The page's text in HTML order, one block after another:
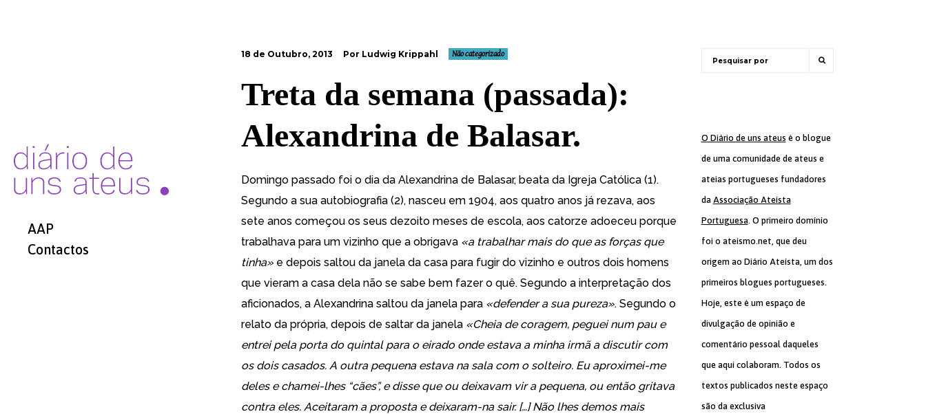
AAP
Contactos
18 de Outubro, 2013 Por Ludwig Krippahl Não categorizado
Treta da semana (passada):
Alexandrina de Balasar.
Domingo passado foi o dia da Alexandrina de Balasar, beata da Igreja Católica (1).
Segundo a sua autobiografia (2), nasceu em 1904, aos quatro anos já rezava, aos
sete anos começou os seus dezoito meses de escola, aos catorze adoeceu porque
trabalhava para um vizinho que a obrigava «a trabalhar mais do que as forças que
tinha» e depois saltou da janela da casa para fugir do vizinho e outros dois homens
que vieram a casa dela não se sabe bem fazer o quê. Segundo a interpretação dos
aficionados, a Alexandrina saltou da janela para «defender a sua pureza». Segundo o
relato da própria, depois de saltar da janela «Cheia de coragem, peguei num pau e
entrei pela porta do quintal para o eirado onde estava a minha irmã a discutir com
os dois casados. A outra pequena estava na sala com o solteiro. Eu aproximei-me
deles e chamei-lhes “cães”, e disse que ou deixavam vir a pequena, ou então gritava
contra eles. Aceitaram a proposta e deixaram-na sair. […] Não lhes demos mais
O Diário de uns ateus é o blogue
de uma comunidade de ateus e
ateias portugueses fundadores
da Associação Ateísta
Portuguesa. O primeiro domínio
foi o ateismo.net, que deu
origem ao Diário Ateísta, um dos
primeiros blogues portugueses.
Hoje, este é um espaço de
divulgação de opinião e
comentário pessoal daqueles
que aqui colaboram. Todos os
textos publicados neste espaço
são da exclusiva